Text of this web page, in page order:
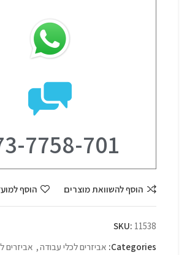
7758-701
הוסף להשוואת מוצרים הוסף
SKU: 11538
Categories: אביזרים לכלי עבודה, אביזרים